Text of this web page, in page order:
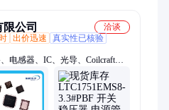
公司
洽谈
出价迅速
真实性已核验
电感器、IC、光导、Coilcraft、